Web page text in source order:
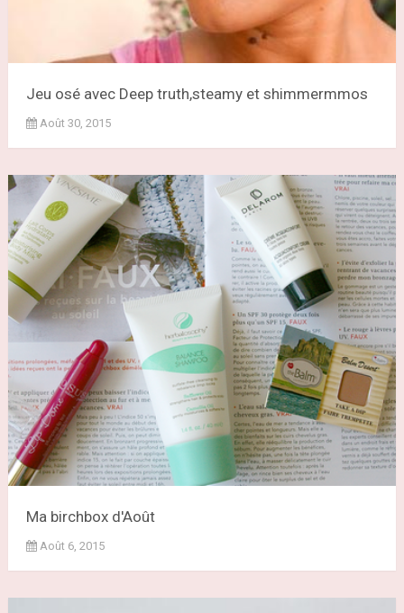
Jeu osé avec Deep truth,steamy et shimmermmos
Août 30, 2015
Ma birchbox d'Août
Août 6, 2015